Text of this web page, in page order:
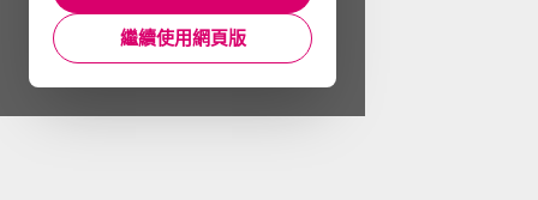
繼續使用網頁版